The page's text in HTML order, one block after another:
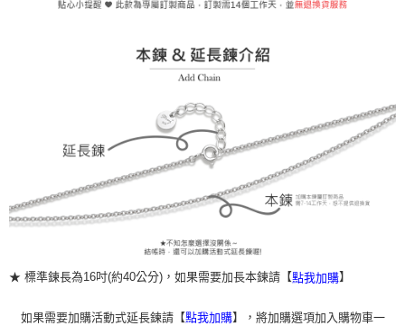
★ 標準鍊長為16吋(約40公分)，如果需要加長本鍊請【點我加購】
如果需要加購活動式延長鍊請【點我加購】，將加購選項加入購物車一